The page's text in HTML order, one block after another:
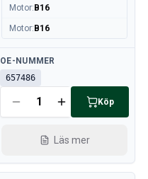
Motor: B16
Motor: B16
Tillgänglig
OE-NUMMER
657486
Köp
Läs mer